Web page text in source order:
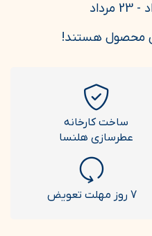
محصول هستند!
ساخت کارخانه
عطرسازی هلنسا
7 روز مهلت تعویض